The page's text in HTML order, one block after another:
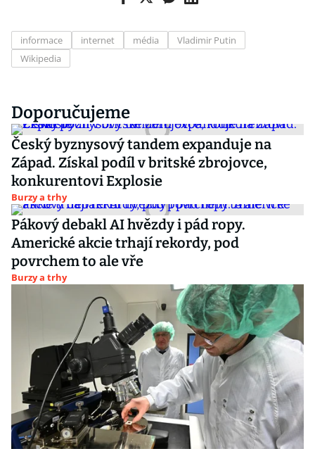
informace internet média
Vladimir Putin
Wikipedia
Doporučujeme
Český byznysový tandem expanduje na
Západ. Získal podíl v britské zbrojovce,
konkurentovi Explosie
Burzy a trhy
Pákový debakl AI hvězdy i pád ropy.
Americké akcie trhají rekordy, pod
povrchem to ale vře
Burzy a trhy